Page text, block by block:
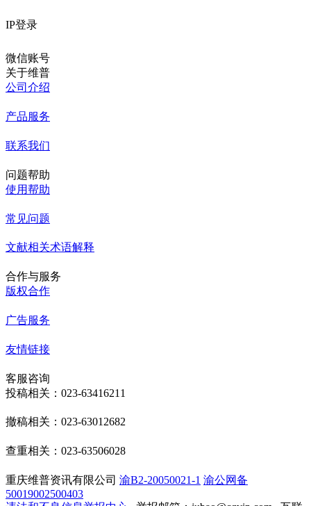
IP登录
微信账号
关于维普
公司介绍
产品服务
联系我们
问题帮助
使用帮助
常见问题
文献相关术语解释
合作与服务
版权合作
广告服务
友情链接
客服咨询
投稿相关：023-63416211
撤稿相关：023-63012682
查重相关：023-63506028
重庆维普资讯有限公司 渝B2-20050021-1 渝公网备
50019002500403